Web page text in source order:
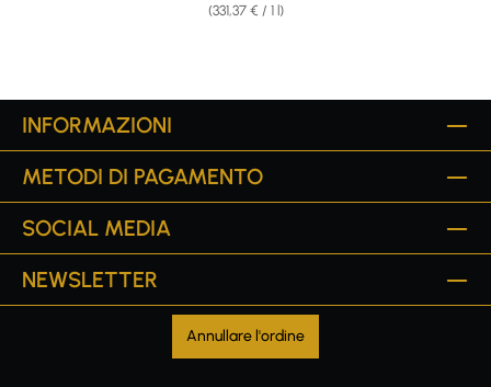
(331,37 € / 1 l)
INFORMAZIONI
METODI DI PAGAMENTO
SOCIAL MEDIA
NEWSLETTER
Annullare l'ordine